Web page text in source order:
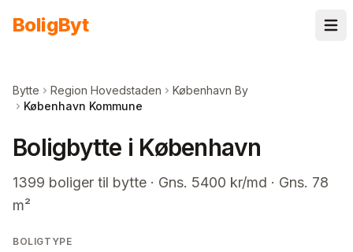
BoligByt
Bytte Region Hovedstaden
København By
København Kommune
Boligbytte i København
1399 boliger til bytte · Gns. 5400 kr/md · Gns. 78
m²
BOLIGTYPE